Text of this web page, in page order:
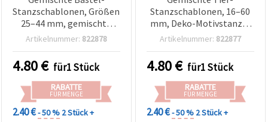
Stanzschablonen, Größen
25–44 mm, gemischte
Designs
Artikelnummer: 822878
4.80€ für1 Stück
RABATTE
FÜR MENGE
2.40 €- 50 % 2 Stück +
Stanzschablonen, 16–60
mm, Deko-Motivstanzer
für Basteln &
Artikelnummer: 822877
4.80€ für1 Stück
RABATTE
FÜR MENGE
2.40 €- 50 % 2 Stück +